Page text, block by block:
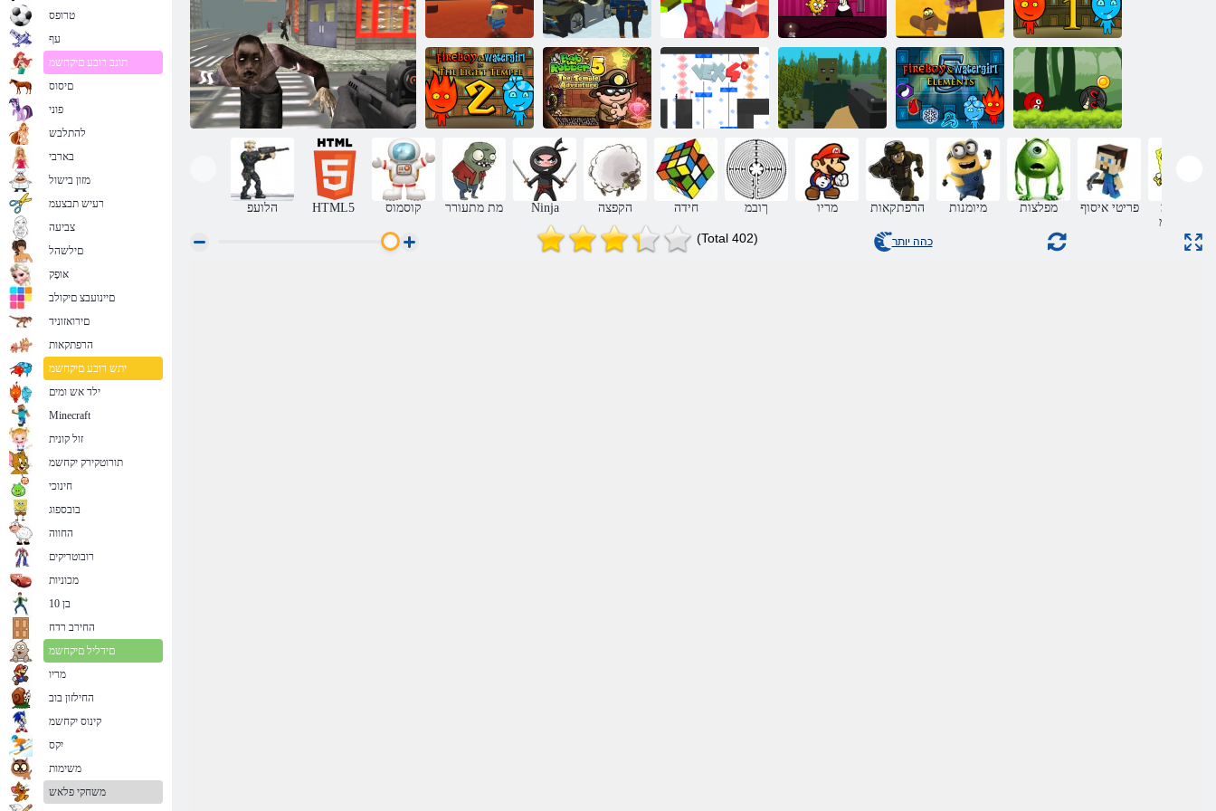
המחלמ 4
:המאגוק
Kogama הציפק
יקס!
Kogama: דלומה
גח קראפ
חורה םדא :הוחו
הבהאה עסמ 8
הוח םדא
Fireboy ו-
WaterGirl 1:
רעיה שדקמ
Fireboy ו-
WaterGirl 2:
לילקה שדקמה
דדושה בוב
VEX 4 לסקיפ תודרשיה
Fireboy ו-
WaterGirl 5:
םיטנמלא
ץיפקהל םודא
רודכ :הקתפרה
רוביג רודכ
הלועפ HTML5 קוסמוס מת מתעורר Ninja הקפצה חידה ךובמ מריו הרפתקאות מיומנות מפלצות פריטי איסוף
םינווקמ
םיקחשמ
(Total 402) כהה יותר
טרופס
עף
תונב רובע םיקחשמ
םיסוס
פוני
להתלבש
בארבי
מזון בישול
רעיש תבצעמ
צביעה
םילשהל
אּופָק
םיינועבצ םיקולב
םירואזוניד
הרפתקאות
יתש רובע םיקחשמ
ילד אש ומים
Minecraft
זול קונית
תורוטקירק יקחשמ
חינוכי
בובספוג
החווה
רובוטריקים
מכוניות
בן 10
החירב רדח
םידליל םיקחשמ
מריו
החילזון בוב
קינוס יקחשמ
יִקס
משימות
משחקי פלאש